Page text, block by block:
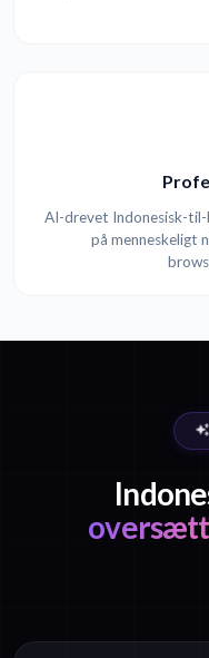
AI-drevet Indonesisk-
på menneskeligt